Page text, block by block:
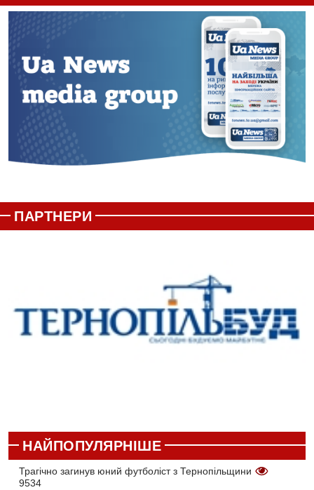
ПАРТНЕРИ
НАЙПОПУЛЯРНІШЕ
Трагічно загинув юний футболіст з Тернопільщини
9534